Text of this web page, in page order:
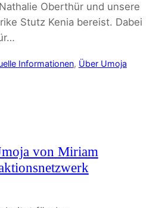
Oberthür und unsere
Stutz Kenia bereist. Dabei
Informationen, Über Umoja
von Miriam